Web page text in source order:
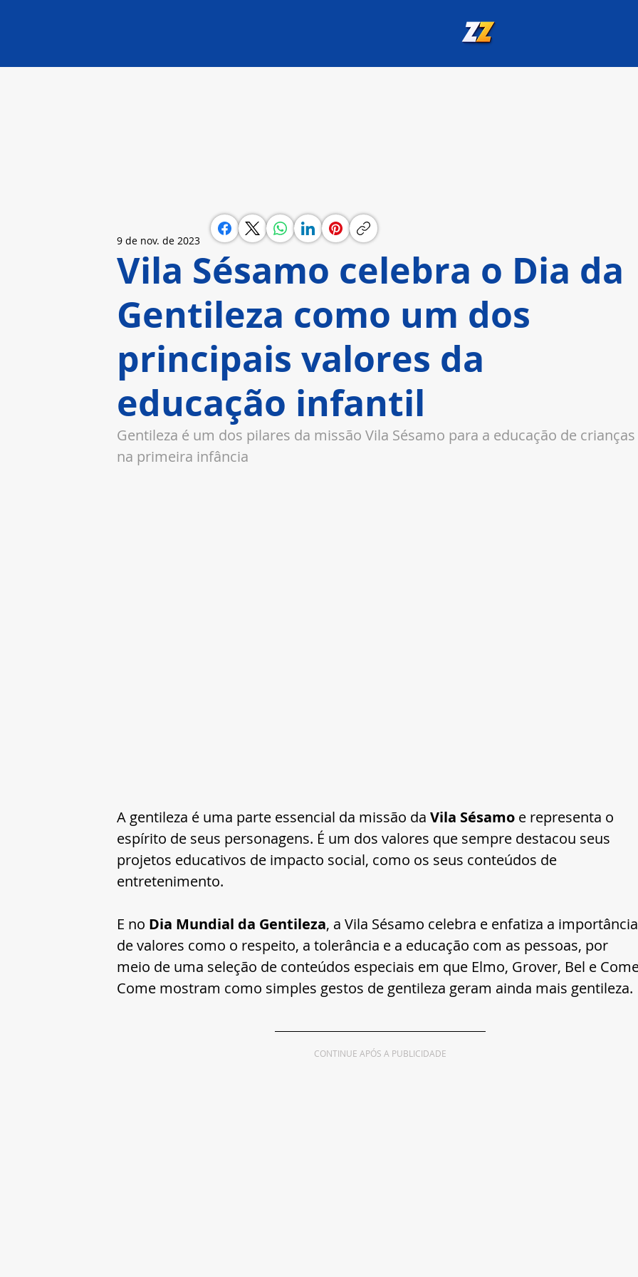
Vila Sésamo celebra o Dia da
Gentileza como um dos
principais valores da
educação infantil
9 de nov. de 2023
Gentileza é um dos pilares da missão Vila Sésamo para a educação de crianças
na primeira infância
A gentileza é uma parte essencial da missão da Vila Sésamo e representa o
espírito de seus personagens. É um dos valores que sempre destacou seus
projetos educativos de impacto social, como os seus conteúdos de
entretenimento.
E no Dia Mundial da Gentileza, a Vila Sésamo celebra e enfatiza a
de valores como o respeito, a tolerância e a educação com as pessoas, por
meio de uma seleção de conteúdos especiais em que Elmo, Grover, Bel e
Come mostram como simples gestos de gentileza geram ainda mais gentileza.
CONTINUE APÓS A PUBLICIDADE